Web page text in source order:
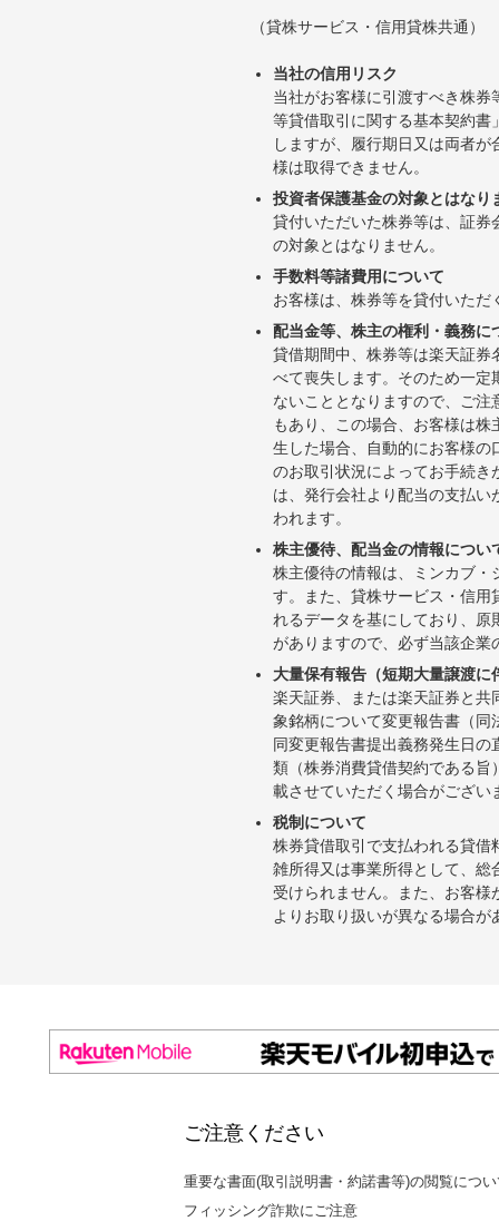
（貸株サービス・信用貸株共通）
当社の信用リスク
当社がお客様に引渡すべき株
等貸借取引に関する基本契約
しますが、履行期日又は両者
様は取得できません。
投資者保護基金の対象とはなり
貸付いただいた株券等は、証
の対象とはなりません。
手数料等諸費用について
お客様は、株券等を貸付いた
配当金等、株主の権利・義務に
貸借期間中、株券等は楽天証
べて喪失します。そのため一
ないこととなりますので、ご
もあり、この場合、お客様は
生した場合、自動的にお客様
のお取引状況によってお手続
は、発行会社より配当の支払
われます。
株主優待、配当金の情報につい
株主優待の情報は、ミンカブ
す。また、貸株サービス・信
れるデータを基にしており、
がありますので、必ず当該企
大量保有報告（短期大量譲渡
楽天証券、または楽天証券と
象銘柄について変更報告書（
同変更報告書提出義務発生日
類（株券消費貸借契約である
載させていただく場合がござ
税制について
株券貸借取引で支払われる貸
雑所得又は事業所得として、
受けられません。また、お客
よりお取り扱いが異なる場合
ご注意ください
重要な書面(取引説明書・約諾書等)の閲覧につ
フィッシング詐欺にご注意